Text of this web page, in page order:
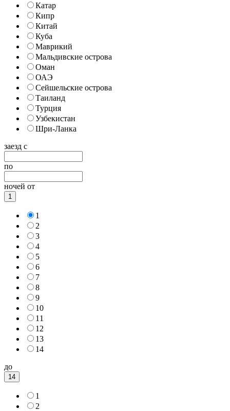
Катар
Кипр
Китай
Куба
Маврикий
Мальдивские острова
Оман
ОАЭ
Сейшельские острова
Таиланд
Турция
Узбекистан
Шри-Ланка
заезд с
по
ночей от
1
1
2
3
4
5
6
7
8
9
10
11
12
13
14
до
14
1
2